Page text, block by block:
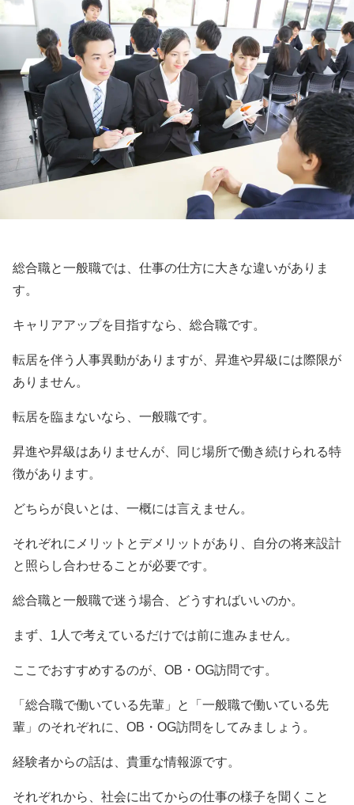
総合職と一般職では、仕事の仕方に大きな違いがありま
す。
キャリアアップを目指すなら、総合職です。
転居を伴う人事異動がありますが、昇進や昇級には際限が
ありません。
転居を臨まないなら、一般職です。
昇進や昇級はありませんが、同じ場所で働き続けられる特
徴があります。
どちらが良いとは、一概には言えません。
それぞれにメリットとデメリットがあり、自分の将来設計
と照らし合わせることが必要です。
総合職と一般職で迷う場合、どうすればいいのか。
まず、1人で考えているだけでは前に進みません。
ここでおすすめするのが、OB・OG訪問です。
「総合職で働いている先輩」と「一般職で働いている先
輩」のそれぞれに、OB・OG訪問をしてみましょう。
経験者からの話は、貴重な情報源です。
それぞれから、社会に出てからの仕事の様子を聞くこと